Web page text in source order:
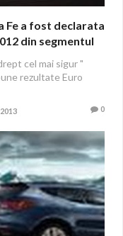
Fe a fost declarata
din segmentul
cel mai sigur "
rezultate Euro
0